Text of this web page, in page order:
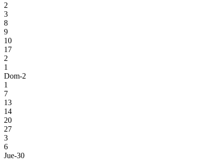
2
3
8
9
10
17
2
1
Dom-2
1
7
13
14
20
27
3
6
Jue-30